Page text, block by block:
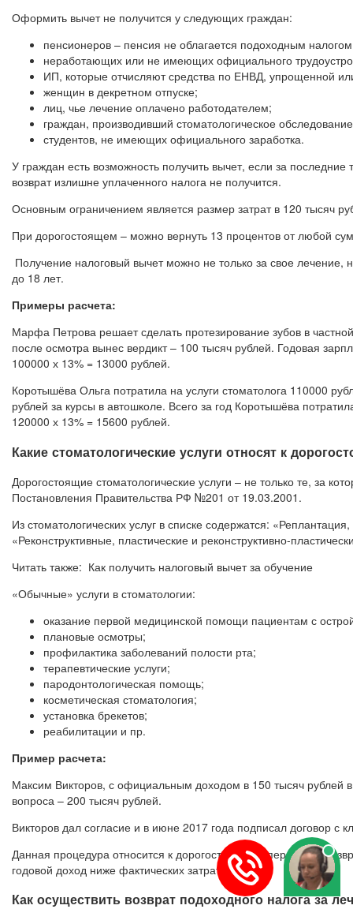
Оформить вычет не получится у следующих граждан:
пенсионеров – пенсия не облагается подоходным
неработающих или не имеющих официального
ИП, которые отчисляют средства по ЕНВД, упрощенной
женщин в декретном отпуске;
лиц, чье лечение оплачено работодателем;
граждан, производивший стоматологическое
студентов, не имеющих официального заработка.
У граждан есть возможность получить вычет, если за
возврат излишне уплаченного налога не получится.
Основным ограничением является размер затрат в 120 тысяч
При дорогостоящем – можно вернуть 13 процентов от любой
Получение налоговый вычет можно не только за свое лечение,
до 18 лет.
Примеры расчета:
Марфа Петрова решает сделать протезирование зубов в
после осмотра вынес вердикт – 100 тысяч рублей. Годовая
100000 х 13% = 13000 рублей.
Коротышёва Ольга потратила на услуги стоматолога 110000
рублей за курсы в автошколе. Всего за год Коротышёва
120000 х 13% = 15600 рублей.
Какие стоматологические услуги относят к
Дорогостоящие стоматологические услуги – не только те, за
Постановления Правительства РФ №201 от 19.03.2001.
Из стоматологических услуг в списке содержатся:
«Реконструктивные, пластические и реконструктивно-
Читать также: Как получить налоговый вычет за обучение
«Обычные» услуги в стоматологии:
оказание первой медицинской помощи пациентам с
плановые осмотры;
профилактика заболеваний полости рта;
терапевтические услуги;
пародонтологическая помощь;
косметическая стоматология;
установка брекетов;
реабилитации и пр.
Пример расчета:
Максим Викторов, с официальным доходом в 150 тысяч рублей
вопроса – 200 тысяч рублей.
Викторов дал согласие и в июне 2017 года подписал договор с
Данная процедура относится к дорогостоящим операциям,
годовой доход ниже фактических затрат.
Как осуществить возврат подоходного налога за